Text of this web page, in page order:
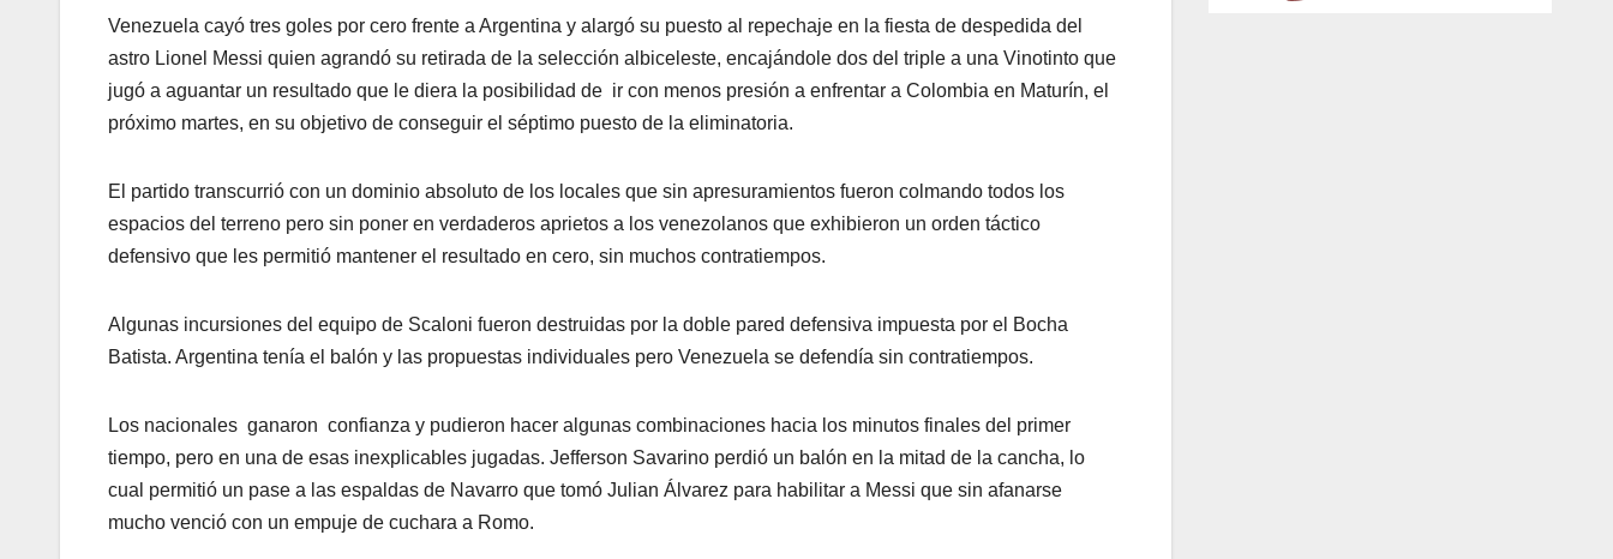
Venezuela cayó tres goles por cero frente a Argentina y alargó su puesto al repechaje en la fiesta de despedida del
astro Lionel Messi quien agrandó su retirada de la selección albiceleste, encajándole dos del triple a una Vinotinto que
jugó a aguantar un resultado que le diera la posibilidad de ir con menos presión a enfrentar a Colombia en Maturín, el
próximo martes, en su objetivo de conseguir el séptimo puesto de la eliminatoria.
El partido transcurrió con un dominio absoluto de los locales que sin apresuramientos fueron colmando todos los
espacios del terreno pero sin poner en verdaderos aprietos a los venezolanos que exhibieron un orden táctico
defensivo que les permitió mantener el resultado en cero, sin muchos contratiempos.
Algunas incursiones del equipo de Scaloni fueron destruidas por la doble pared defensiva impuesta por el Bocha
Batista. Argentina tenía el balón y las propuestas individuales pero Venezuela se defendía sin contratiempos.
Los nacionales ganaron confianza y pudieron hacer algunas combinaciones hacia los minutos finales del primer
tiempo, pero en una de esas inexplicables jugadas. Jefferson Savarino perdió un balón en la mitad de la cancha, lo
cual permitió un pase a las espaldas de Navarro que tomó Julian Álvarez para habilitar a Messi que sin afanarse
mucho venció con un empuje de cuchara a Romo.